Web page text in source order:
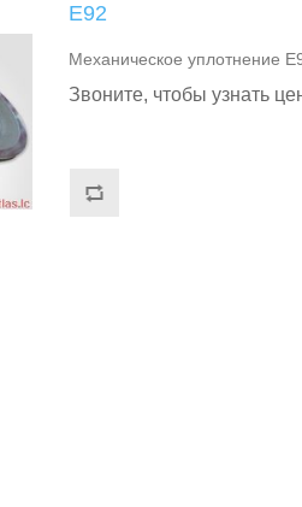
Е92
Механическое уплотнение
Звоните, чтобы узнать